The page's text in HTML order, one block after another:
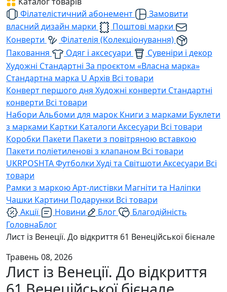
Філателістичний абонемент
Замовити
власний дизайн марки
Поштові марки
Конверти
Філателія (Колекціонування)
Паковання
Одяг і аксесуари
Сувеніри і декор
Художні Стандартні За проєктом «Власна марка»
Стандартна марка U Архів Всі товари
Конверт першого дня Художні конверти Стандартні
конверти Всі товари
Набори Альбоми для марок Книги з марками Буклети
з марками Картки Каталоги Аксесуари Всі товари
Коробки Пакети Пакети з повітряною вставкою
Пакети поліетиленові з клапаном Всі товари
UKRPOSHTAФутболки Худі та Світшоти Аксесуари Всі
товари
Рамки з маркоюАрт-листівки Магніти та Наліпки
Чашки Картини Подарунки Всі товари
Акції
Новини Блог
Благодійність
ГоловнаБлог
Лист із Венеції. До відкриття 61 Венеційської бієнале
Травень 08, 2026
Лист із Венеції. До відкриття